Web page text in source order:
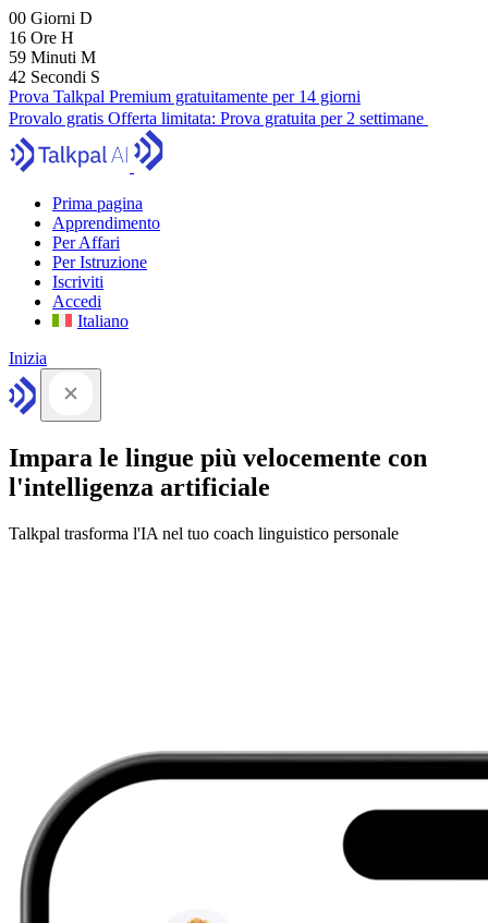
00 Giorni D
16 Ore H
59 Minuti M
41 Secondi S
Prova Talkpal Premium gratuitamente per 14 giorni
Provalo gratis Offerta limitata: Prova gratuita per 2 settimane
Prima pagina
Apprendimento
Per Affari
Per Istruzione
Iscriviti
Accedi
Italiano
Inizia
Impara le lingue più velocemente con
l'intelligenza artificiale
Talkpal trasforma l'IA nel tuo coach linguistico personale